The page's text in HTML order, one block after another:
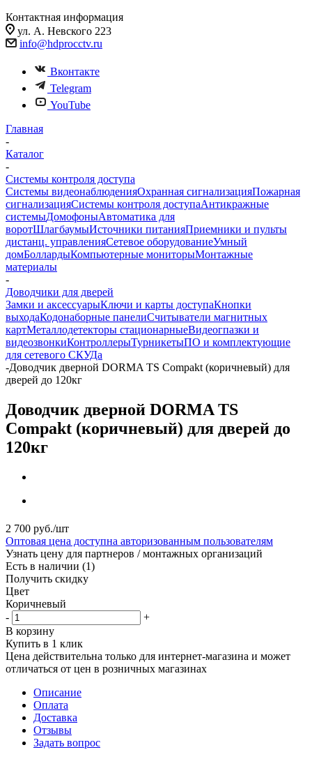
Контактная информация
ул. А. Невского 223
info@hdprocctv.ru
Вконтакте
Telegram
YouTube
Главная
-
Каталог
-
Системы контроля доступа
Системы видеонаблюденияОхранная сигнализацияПожарная
сигнализацияСистемы контроля доступаАнтикражные
системыДомофоныАвтоматика для
воротШлагбаумыИсточники питанияПриемники и пульты
дистанц. управленияСетевое оборудованиеУмный
домБоллардыКомпьютерные мониторыМонтажные
материалы
-
Доводчики для дверей
Замки и аксессуарыКлючи и карты доступаКнопки
выходаКодонаборные панелиСчитыватели магнитных
картМеталлодетекторы стационарныеВидеогпазки и
видеозвонкиКонтроллерыТурникетыПО и комплектующие
для сетевого СКУДа
-Доводчик дверной DORMA TS Compakt (коричневый) для
дверей до 120кг
Доводчик дверной DORMA TS
Compakt (коричневый) для дверей до
120кг
2 700 руб./шт
Оптовая цена доступна авторизованным пользователям
Узнать цену для партнеров / монтажных организаций
Есть в наличии (1)
Получить скидку
Цвет
Коричневый
-
+
В корзину
Купить в 1 клик
Цена действительна только для интернет-магазина и может
отличаться от цен в розничных магазинах
Описание
Оплата
Доставка
Отзывы
Задать вопрос